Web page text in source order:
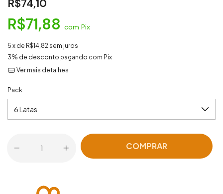
R$74,10
R$71,88 com Pix
5 x de R$14,82 sem juros
3% de desconto pagando com Pix
Ver mais detalhes
Pack